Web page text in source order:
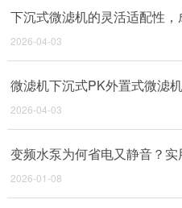
下沉式微滤机的灵活适配性
2026-04-03
2026-04-03
变频水泵为何省电又静音？
2026-01-08